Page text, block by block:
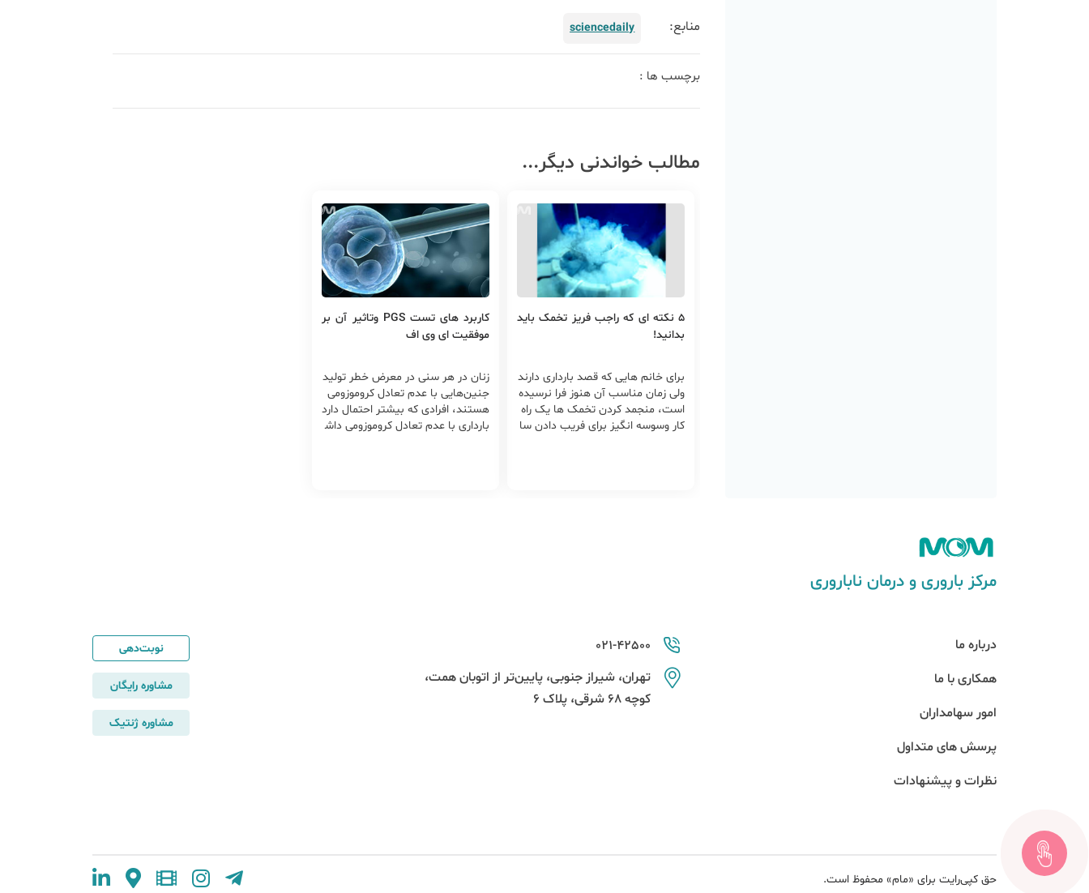
منابع: sciencedaily
برچسب ها :
مطالب خواندنی دیگر...
5 نکته ای که راجب فریز تخمک باید
بدانید!
برای خانم هایی که قصد بارداری دارند
ولی زمان مناسب آن هنوز فرا نرسیده
است، منجمد کردن تخمک ها یک راه
کار وسوسه انگیز برای فریب دادن سا
کاربرد های تست PGS وتاثیر آن بر
موفقیت ای وی اف
زنان در هر سنی در معرض خطر تولید
جنین‌هایی با عدم تعادل کروموزومی
هستند، افرادی که بیشتر احتمال دارد
بارداری با عدم تعادل کروموزومی داش
مرکز باروری و درمان ناباروری
درباره ما
همکاری با ما
امور سهامداران
پرسش های متداول
نظرات و پیشنهادات
021-42500
تهران، شیراز جنوبی، پایین‌تر از اتوبان همت،
کوچه 68 شرقی، پلاک 6
نوبت‌دهی
مشاوره رایگان
مشاوره ژنتیک
حق کپی‌رایت برای «مام» محفوظ است.